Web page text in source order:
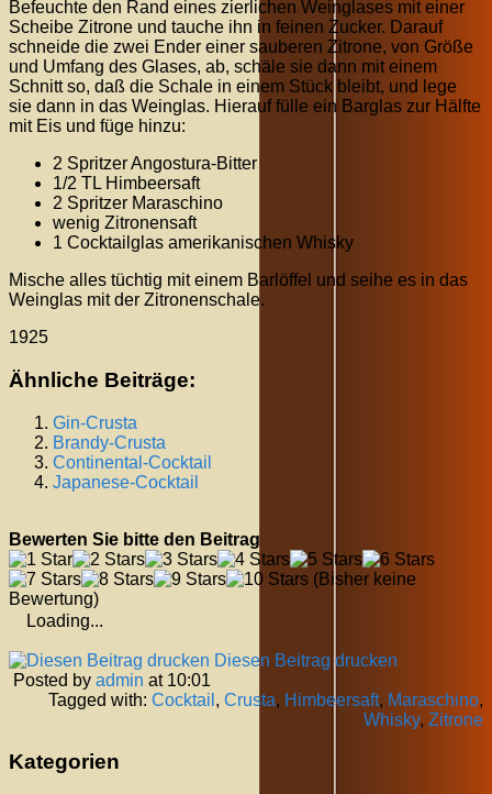
Befeuchte den Rand eines zierlichen Weinglases mit einer
Scheibe Zitrone und tauche ihn in feinen Zucker. Darauf
schneide die zwei Ender einer sauberen Zitrone, von Größe
und Umfang des Glases, ab, schäle sie dann mit einem
Schnitt so, daß die Schale in einem Stück bleibt, und lege
sie dann in das Weinglas. Hierauf fülle ein Barglas zur Hälfte
mit Eis und füge hinzu:
2 Spritzer Angostura-Bitter
1/2 TL Himbeersaft
2 Spritzer Maraschino
wenig Zitronensaft
1 Cocktailglas amerikanischen Whisky
Mische alles tüchtig mit einem Barlöffel und seihe es in das
Weinglas mit der Zitronenschale.
1925
Ähnliche Beiträge:
Gin-Crusta
Brandy-Crusta
Continental-Cocktail
Japanese-Cocktail
Bewerten Sie bitte den Beitrag
(Bisher keine
Bewertung)
Loading...
Diesen Beitrag drucken
Posted by admin at 10:01
Tagged with: Cocktail , Crusta, Himbeersaft, Maraschino,
Whisky, Zitrone
Kategorien